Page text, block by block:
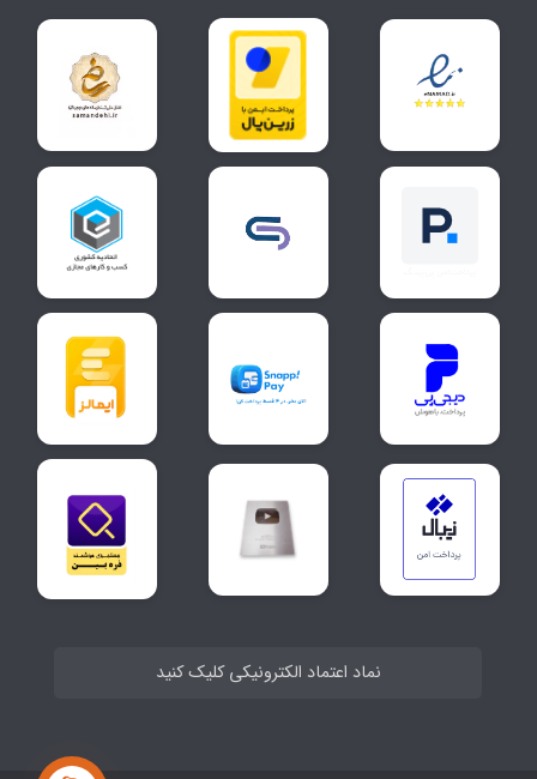
نماد اعتماد الکترونیکی کلیک کنید